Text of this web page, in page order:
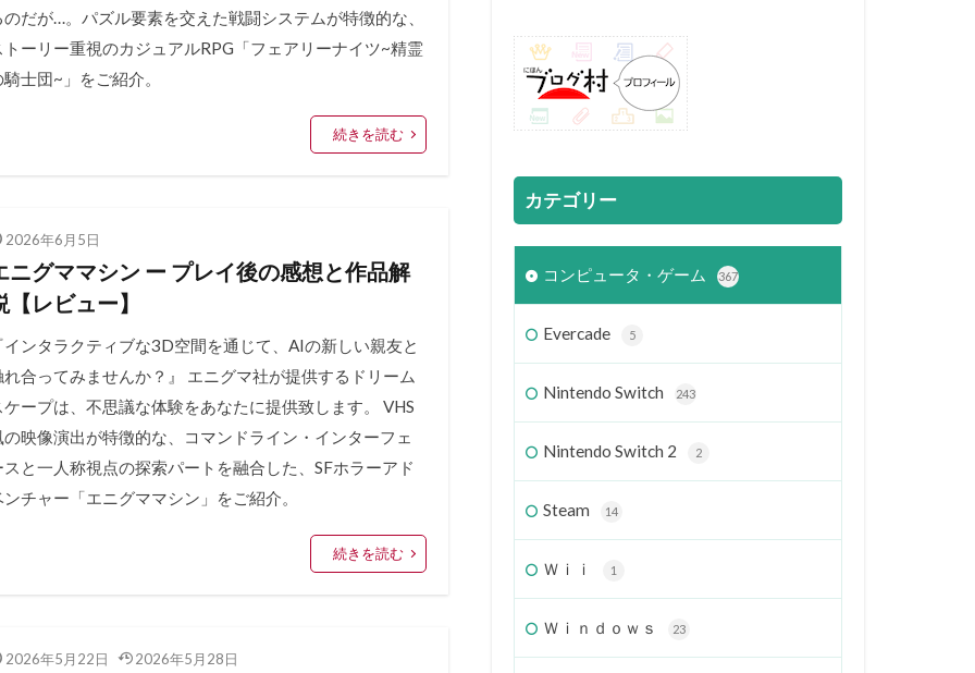
のだが…。パズル要素を交えた戦闘システムが特徴的な、
トーリー重視のカジュアルRPG「フェアリーナイツ~精霊
騎士団~」をご紹介。
続きを読む
2026年6月5日
ニグママシン ー プレイ後の感想と作品解
【レビュー】
インタラクティブな3D空間を通じて、AIの新しい親友と
れ合ってみませんか？』 エニグマ社が提供するドリーム
ケープは、不思議な体験をあなたに提供致します。 VHS
の映像演出が特徴的な、コマンドライン・インターフェ
スと一人称視点の探索パートを融合した、SFホラーアド
ンチャー「エニグママシン」をご紹介。
続きを読む
2026年5月22日 2026年5月28日
カテゴリー
コンピュータ・ゲーム 367
Evercade 5
Nintendo Switch 243
Nintendo Switch 2 2
Steam 14
Ｗｉｉ 1
Ｗｉｎｄｏｗｓ 23